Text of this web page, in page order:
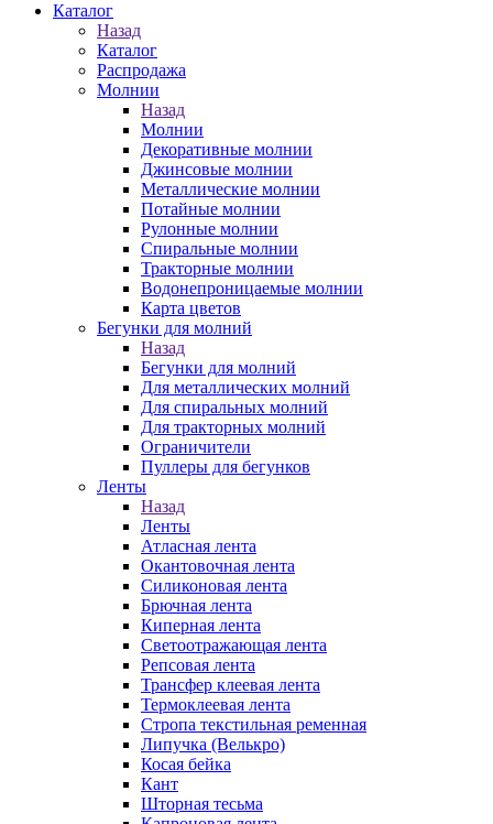
Каталог
Назад
Каталог
Распродажа
Молнии
Назад
Молнии
Декоративные молнии
Джинсовые молнии
Металлические молнии
Потайные молнии
Рулонные молнии
Спиральные молнии
Тракторные молнии
Водонепроницаемые молнии
Карта цветов
Бегунки для молний
Назад
Бегунки для молний
Для металлических молний
Для спиральных молний
Для тракторных молний
Ограничители
Пуллеры для бегунков
Ленты
Назад
Ленты
Атласная лента
Окантовочная лента
Силиконовая лента
Брючная лента
Киперная лента
Светоотражающая лента
Репсовая лента
Трансфер клеевая лента
Термоклеевая лента
Стропа текстильная ременная
Липучка (Велькро)
Косая бейка
Кант
Шторная тесьма